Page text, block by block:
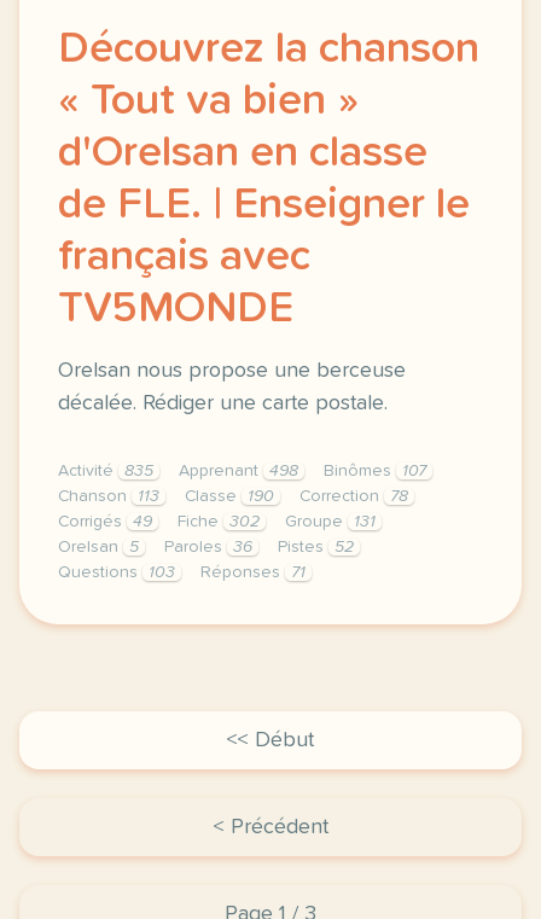
Découvrez la chanson
« Tout va bien »
d'Orelsan en classe
de FLE. | Enseigner le
français avec
TV5MONDE
Orelsan nous propose une berceuse
décalée. Rédiger une carte postale.
Activité 835 Apprenant 498 Binômes
107
Chanson
113 Classe 190 Correction
78
Corrigés
49 Fiche 302 Groupe
131
Orelsan
5 Paroles 36 Pistes
52
Questions
103 Réponses 71
le respect de votre vie privee est une priorite
<< Début
< Précédent
Page 1 / 3